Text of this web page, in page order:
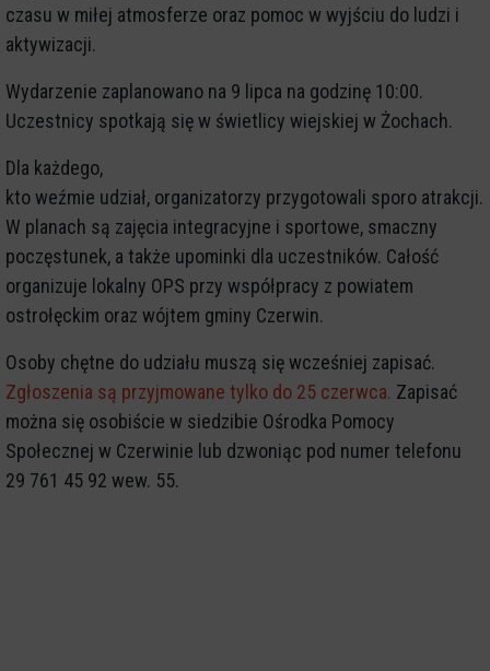
czasu w miłej atmosferze oraz pomoc w wyjściu do ludzi i
aktywizacji.
Wydarzenie zaplanowano na 9 lipca na godzinę 10:00.
Uczestnicy spotkają się w świetlicy wiejskiej w Żochach.
Dla każdego,
kto weźmie udział, organizatorzy przygotowali sporo atrakcji.
W planach są zajęcia integracyjne i sportowe, smaczny
poczęstunek, a także upominki dla uczestników. Całość
organizuje lokalny OPS przy współpracy z powiatem
ostrołęckim oraz wójtem gminy Czerwin.
Osoby chętne do udziału muszą się wcześniej zapisać.
Zgłoszenia są przyjmowane tylko do 25 czerwca. Zapisać
można się osobiście w siedzibie Ośrodka Pomocy
Społecznej w Czerwinie lub dzwoniąc pod numer telefonu
29 761 45 92 wew. 55.